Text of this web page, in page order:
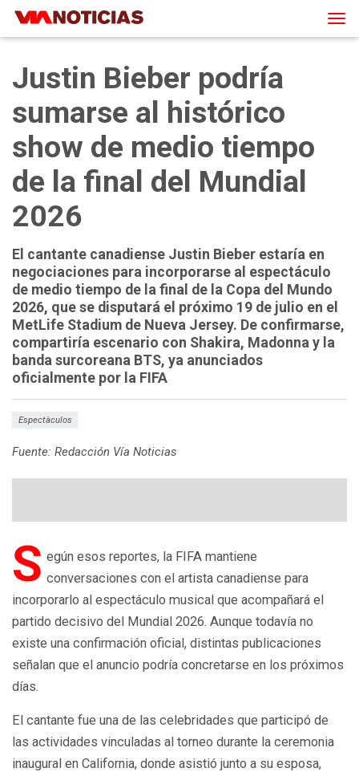
Justin Bieber podría
sumarse al histórico
show de medio tiempo
de la final del Mundial
2026
El cantante canadiense Justin Bieber estaría en
negociaciones para incorporarse al espectáculo
de medio tiempo de la final de la Copa del Mundo
2026, que se disputará el próximo 19 de julio en el
MetLife Stadium de Nueva Jersey. De confirmarse,
compartiría escenario con Shakira, Madonna y la
banda surcoreana BTS, ya anunciados
oficialmente por la FIFA
Espectàculos
Fuente: Redacción Vía Noticias
S egún esos reportes, la FIFA mantiene
conversaciones con el artista canadiense para
incorporarlo al espectáculo musical que acompañará el
partido decisivo del Mundial 2026. Aunque todavía no
existe una confirmación oficial, distintas publicaciones
señalan que el anuncio podría concretarse en los próximos
días.
El cantante fue una de las celebridades que participó de
las actividades vinculadas al torneo durante la ceremonia
inaugural en California, donde asistió junto a su esposa,